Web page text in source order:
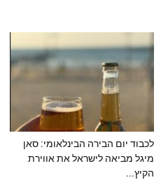
לכבוד יום הבירה הבינלאומי: סאן
מיגל מביאה לישראל את אווירת
הקיץ...